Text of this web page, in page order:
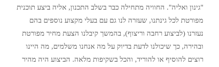
"גינון ואליה". החוויה מתחילה כבר בשלב התכנון, אליה ביצע תוכנית
מפורטת לכל גינתנו, שעזרה לנו גם עם בעלי מקצוע נוספים בהם
נעזרנו (לביצוע רחבה וריצוף), בהמשך קיבלנו הצעת מחיר מפורטת
ובהירה, כך שיכולנו לדעת בדיוק על מה אנחנו משלמים, מה היינו
רוצים להוסיף או להוריד, והכל בשקיפות מלאה. הביצוע היה מהיר